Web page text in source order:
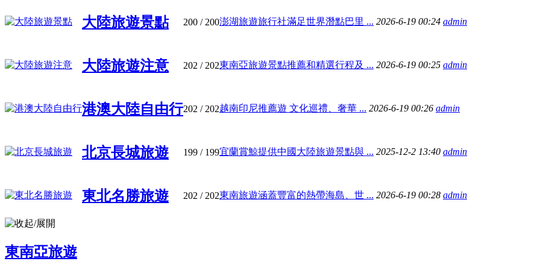
大陸旅遊景點 200 / 200澎湖旅遊旅行社滿足世界潛點巴里 ... 2026-6-19 00:24 admin
大陸旅遊注意 202 / 202東南亞旅遊景點推薦和精選行程及 ... 2026-6-19 00:25 admin
港澳大陸自由行202 / 202越南印尼推薦遊 文化巡禮、奢華 ... 2026-6-19 00:26 admin
北京長城旅遊 199 / 199宜蘭賞鯨提供中國大陸旅遊景點與 ... 2025-12-2 13:40 admin
東北名勝旅遊 202 / 202東南旅遊涵蓋豐富的熱帶海島、世 ... 2026-6-19 00:28 admin
東南亞旅遊